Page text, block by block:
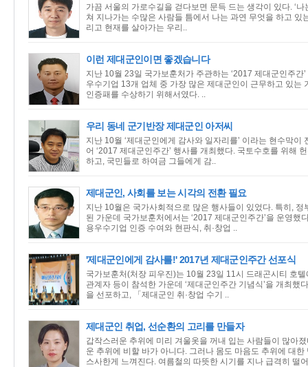
가끔 서울의 가로수길을 걷다보면 문득 드는 생각이 있다. ‘나
쳐 지나가는 수많은 사람들 틈에서 나는 과연 무엇을 하고 있
리고 현재를 살아가는 우리..
이런 제대군인이면 좋겠습니다
지난 10월 23일 국가보훈처가 주관하는 ‘2017 제대군인주간
우수기업 13개 업체 중 가장 많은 제대군인이 근무하고 있는
인증패를 수상하기 위해서였다. ..
우리 동네 군기반장 제대군인 아저씨
지난 10월 ‘제대군인에게 감사와 일자리를’ 이라는 현수막
어 ‘2017 제대군인주간’ 행사를 개최했다. 국토수호를 위해
하고, 국민들로 하여금 그들에게 감..
제대군인, 사회를 보는 시각의 전환 필요
지난 10월은 국가사회적으로 많은 행사들이 있었다. 특히,
된 가운데 국가보훈처에서는 ‘2017 제대군인주간’을 운영했
용우수기업 인증 수여와 현판식, 취·창업 ..
'제대군인에게 감사를!' 2017년 제대군인주간 선포식
국가보훈처(처장 피우진)는 10월 23일 11시 드래곤시티 호
관계자 등이 참석한 가운데 ‘제대군인주간 기념식’을 개최했
을 선포하고, 「제대군인 취·창업 수기 ..
제대군인 취업, 선순환의 고리를 만들자
갑작스러운 추위에 미리 겨울옷을 꺼내 입는 사람들이 많아
운 추위에 비할 바가 아니다. 그러나 몸도 마음도 추위에 대
스사한게 느껴진다. 여름철의 따뜻한 시기를 지나 급격히 떨